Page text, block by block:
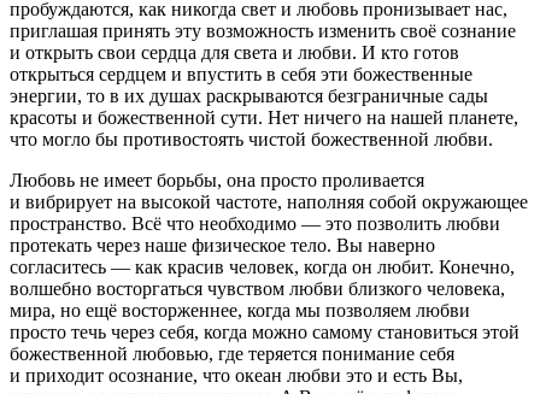
пробуждаются, как никогда свет и любовь пронизывает нас,
приглашая принять эту возможность изменить своё сознание
и открыть свои сердца для света и любви. И кто готов
открыться сердцем и впустить в себя эти божественные
энергии, то в их душах раскрываются безграничные сады
красоты и божественной сути. Нет ничего на нашей планете,
что могло бы противостоять чистой божественной любви.
Любовь не имеет борьбы, она просто проливается
и вибрирует на высокой частоте, наполняя собой окружающее
пространство. Всё что необходимо — это позволить любви
протекать через наше физическое тело. Вы наверно
согласитесь — как красив человек, когда он любит. Конечно,
волшебно восторгаться чувством любви близкого человека,
мира, но ещё восторженнее, когда мы позволяем любви
просто течь через себя, когда можно самому становиться этой
божественной любовью, где теряется понимание себя
и приходит осознание, что океан любви это и есть Вы,